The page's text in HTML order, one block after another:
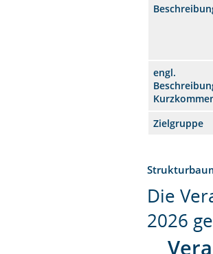
engl.
Zielgruppe
Die
2026